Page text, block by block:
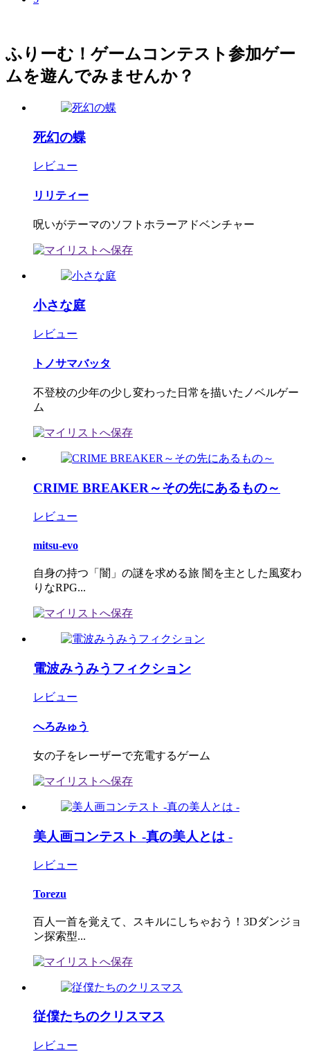
ふりーむ！ゲームコンテスト参加ゲー
ムを遊んでみませんか？
死幻の蝶
レビュー
リリティー
呪いがテーマのソフトホラーアドベンチャー
小さな庭
レビュー
トノサマバッタ
不登校の少年の少し変わった日常を描いたノベルゲー
ム
CRIME BREAKER～その先にあるもの～
レビュー
mitsu-evo
自身の持つ「闇」の謎を求める旅 闇を主とした風変わ
りなRPG...
電波みうみうフィクション
レビュー
へろみゅう
女の子をレーザーで充電するゲーム
美人画コンテスト -真の美人とは -
レビュー
Torezu
百人一首を覚えて、スキルにしちゃおう！3Dダンジョ
ン探索型...
従僕たちのクリスマス
レビュー